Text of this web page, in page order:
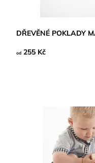
DŘEVĚNÉ POKLADY
od 255 Kč